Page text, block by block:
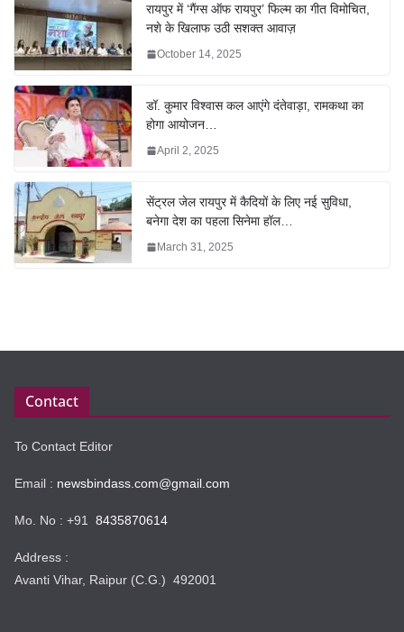
रायपुर में ‘गैंग्स ऑफ रायपुर’ फिल्म का गीत विमोचित,
नशे के खिलाफ उठी सशक्त आवाज़
October 14, 2025
डॉ. कुमार विश्वास कल आएंगे दंतेवाड़ा, रामकथा का
होगा आयोजन…
April 2, 2025
सेंट्रल जेल रायपुर में कैदियों के लिए नई सुविधा,
बनेगा देश का पहला सिनेमा हॉल…
March 31, 2025
Contact
To Contact Editor
Email : newsbindass.com@gmail.com
Mo. No : +91 8435870614
Address :
Avanti Vihar, Raipur (C.G.) 492001